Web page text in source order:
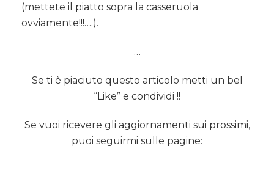
(mettete il piatto sopra la casseruola
ovviamente!!!….).
…
Se ti è piaciuto questo articolo metti un bel
“Like” e condividi !!
Se vuoi ricevere gli aggiornamenti sui prossimi,
puoi seguirmi sulle pagine: